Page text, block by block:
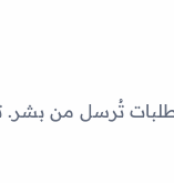
تُرسل من بشر.